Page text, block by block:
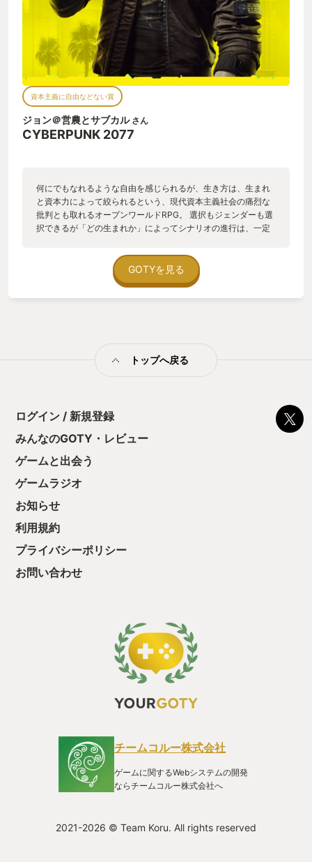
資本主義に自由などない賞
ジョン＠営農とサブカルさん
CYBERPUNK 2077
何にでもなれるような自由を感じられるが、生き方は、生まれ
と資本力によって絞られるという、現代資本主義社会の痛烈な
批判とも取れるオープンワールドRPG。 選択もジェンダーも選
択できるが「どの生まれか」によってシナリオの進行は、一定
なNPCがいても、手に取れるものは僅かである。まるで現実だ
と思わせる写実的な世界と膨大なモノのおかげでその選択の幅
の少なさに現実を投影して暗澹とした気分になる。ぜひPCか
GOTYを見る
トップへ戻る
ログイン / 新規登録
みんなのGOTY・レビュー
ゲームと出会う
ゲームラジオ
お知らせ
利用規約
プライバシーポリシー
お問い合わせ
チームコルー株式会社
ゲームに関するWebシステムの開発
ならチームコルー株式会社へ
2021-2026 © Team Koru. All rights reserved